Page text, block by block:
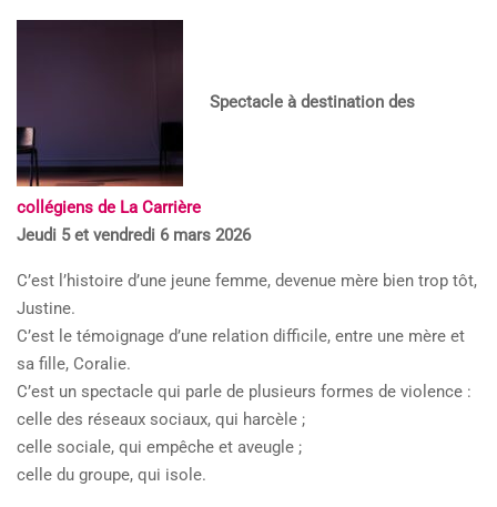
Spectacle à destination des
collégiens de La Carrière
Jeudi 5 et vendredi 6 mars 2026
C’est l’histoire d’une jeune femme, devenue mère bien trop tôt,
Justine.
C’est le témoignage d’une relation difficile, entre une mère et
sa fille, Coralie.
C’est un spectacle qui parle de plusieurs formes de violence :
celle des réseaux sociaux, qui harcèle ;
celle sociale, qui empêche et aveugle ;
celle du groupe, qui isole.